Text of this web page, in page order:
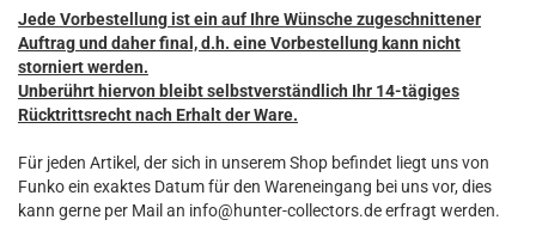
Jede Vorbestellung ist ein auf Ihre Wünsche zugeschnittener
Auftrag und daher final, d.h. eine Vorbestellung kann nicht
storniert werden.
Unberührt hiervon bleibt selbstverständlich Ihr 14-tägiges
Rücktrittsrecht nach Erhalt der Ware.
Für jeden Artikel, der sich in unserem Shop befindet liegt uns von
Funko ein exaktes Datum für den Wareneingang bei uns vor, dies
kann gerne per Mail an info@hunter-collectors.de erfragt werden.